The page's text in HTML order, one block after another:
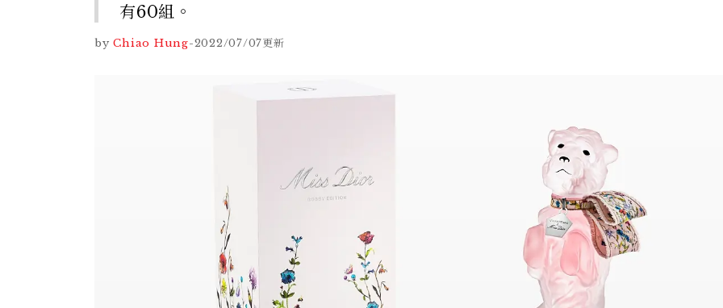
有60組。
by Chiao Hung-2022/07/07更新